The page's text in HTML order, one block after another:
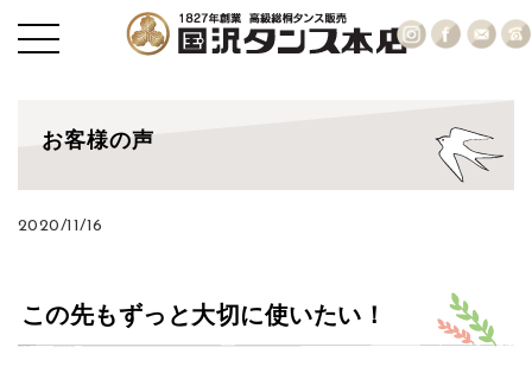
お客様の声
2020/11/16
この先もずっと大切に使いたい！